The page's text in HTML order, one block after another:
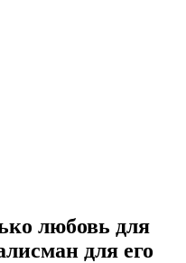
любовь для
для его